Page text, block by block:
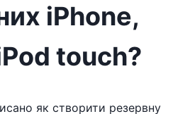
iPhone,
touch?
як створити резервну